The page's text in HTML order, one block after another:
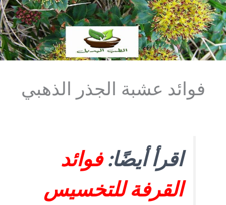
فوائد عشبة الجذر الذهبي
اقرأ أيضًا:فوائد
القرفة للتخسيس